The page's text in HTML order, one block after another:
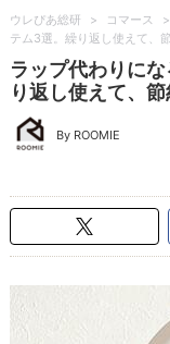
ウレぴあ総研 > コマース >
テム3選。繰り返し使えて、
ラップ代わりに
り返し使えて、
By ROOMIE